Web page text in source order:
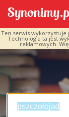
Ten serwis wykorzystuje
Technologia ta jest
reklamowych.